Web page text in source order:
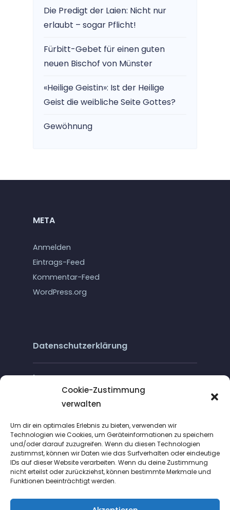
Cookie-Zustimmung
verwalten
Um dir ein optimales Erlebnis zu bieten, verwenden wir
Technologien wie Cookies, um Geräteinformationen zu speichern
und/oder darauf zuzugreifen. Wenn du diesen Technologien
zustimmst, können wir Daten wie das Surfverhalten oder eindeutige
IDs auf dieser Website verarbeiten. Wenn du deine Zustimmung
nicht erteilst oder zurückziehst, können bestimmte Merkmale und
Funktionen beeinträchtigt werden.
Die Predigt der Laien: Nicht nur
erlaubt – sogar Pflicht!
Fürbitt-Gebet für einen guten
neuen Bischof von Münster
«Heilige Geistin»: Ist der Heilige
Geist die weibliche Seite Gottes?
Gewöhnung
META
Anmelden
Eintrags-Feed
Kommentar-Feed
WordPress.org
Datenschutzerklärung
Impressum
Cookie-Richtlinie (EU)